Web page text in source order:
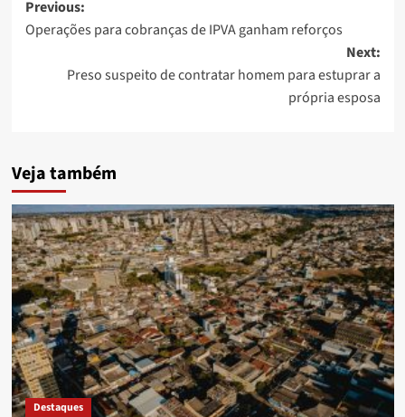
Post
navigation
Previous:
Operações para cobranças de IPVA ganham reforços
Next:
Preso suspeito de contratar homem para estuprar a
própria esposa
Veja também
Destaques